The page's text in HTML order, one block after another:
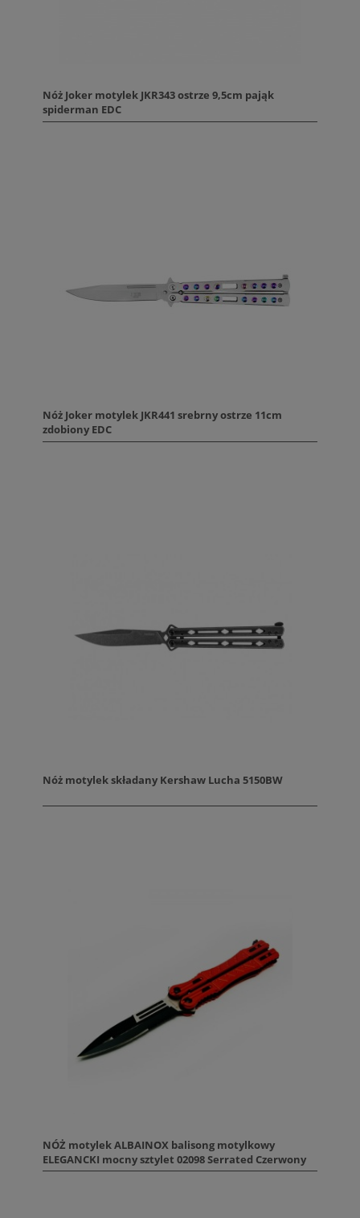
Nóż Joker motylek JKR343 ostrze 9,5cm pająk
spiderman EDC
Nóż Joker motylek JKR441 srebrny ostrze 11cm
zdobiony EDC
Nóż motylek składany Kershaw Lucha 5150BW
NÓŻ motylek ALBAINOX balisong motylkowy
ELEGANCKI mocny sztylet 02098 Serrated Czerwony